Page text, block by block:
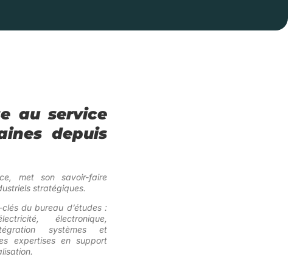
au service
depuis
met son savoir-faire
stratégiques.
du bureau d’études :
électronique,
systèmes et
expertises en support